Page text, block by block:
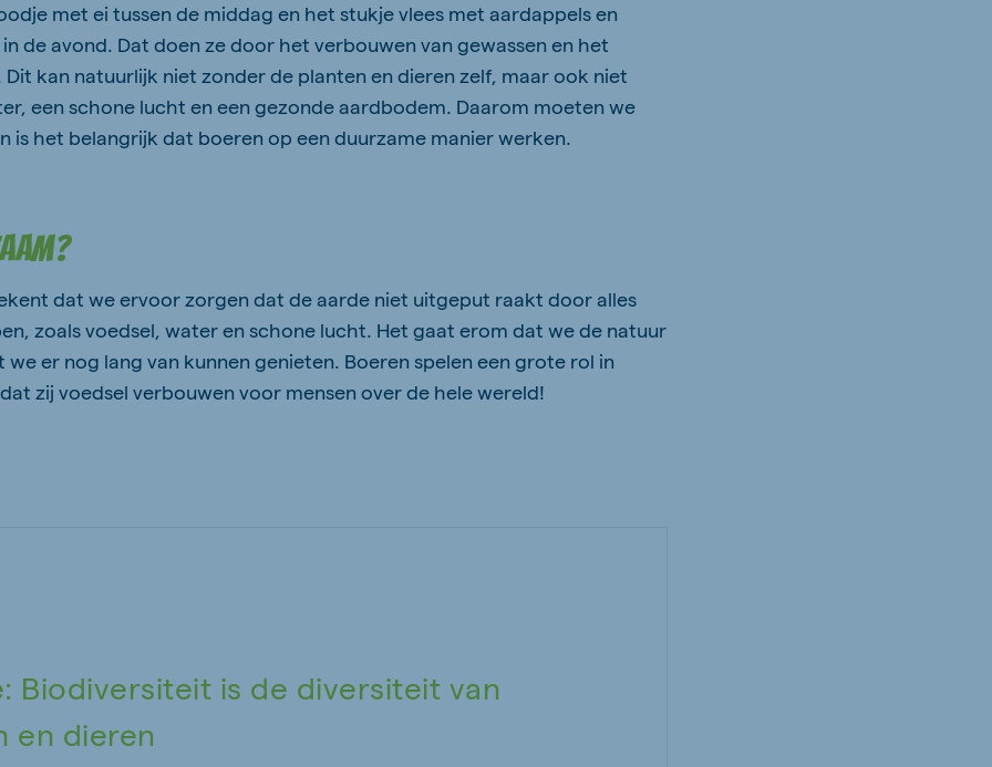
met ei tussen de middag en het stukje vlees met aardappels en
de avond. Dat doen ze door het verbouwen van gewassen en het
Dit kan natuurlijk niet zonder de planten en dieren zelf, maar ook niet
een schone lucht en een gezonde aardbodem. Daarom moeten we
is het belangrijk dat boeren op een duurzame manier werken.
dat we ervoor zorgen dat de aarde niet uitgeput raakt door alles
zoals voedsel, water en schone lucht. Het gaat erom dat we de natuur
er nog lang van kunnen genieten. Boeren spelen een grote rol in
zij voedsel verbouwen voor mensen over de hele wereld!
Biodiversiteit is de diversiteit van
en dieren